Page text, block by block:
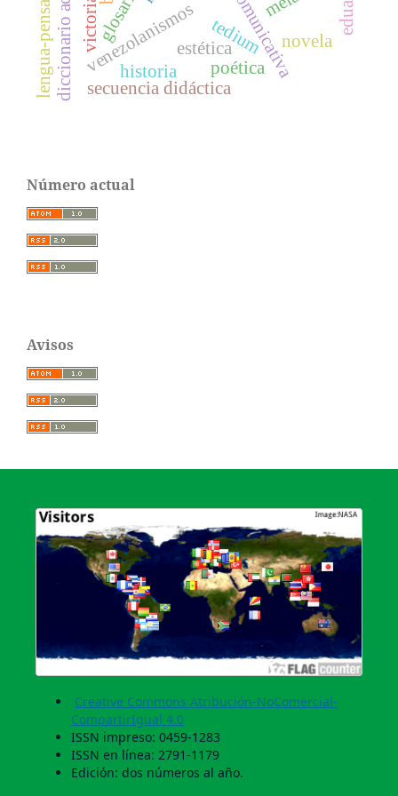
venezolanismosestéticatedium novela
poética
secuencia didáctica
historia
Número actual
Avisos
Creative Commons Atribución-NoComercial-
CompartirIgual 4.0
ISSN impreso: 0459-1283
ISSN en línea: 2791-1179
Edición: dos números al año.